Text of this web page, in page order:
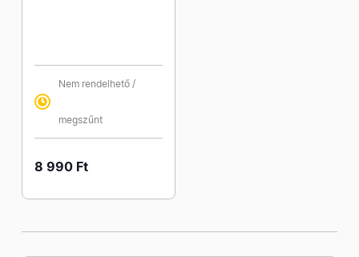
Nem rendelhető /
megszűnt
8 990 Ft